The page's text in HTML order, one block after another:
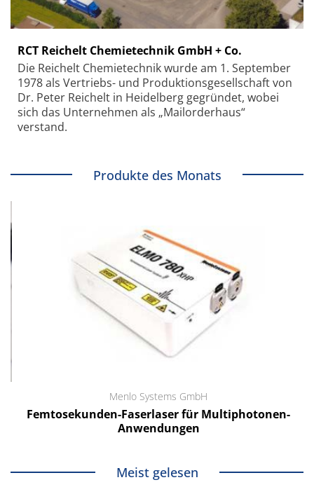
RCT Reichelt Chemietechnik GmbH + Co.
Die Reichelt Chemietechnik wurde am 1. September
1978 als Vertriebs- und Produktionsgesellschaft von
Dr. Peter Reichelt in Heidelberg gegründet, wobei
sich das Unternehmen als „Mailorderhaus“
verstand.
Produkte des Monats
Menlo Systems GmbH
Femtosekunden-Faserlaser für Multiphotonen-
Anwendungen
Meist gelesen